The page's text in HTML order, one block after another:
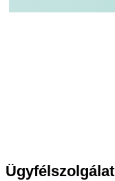
Ügyfélszolgálat